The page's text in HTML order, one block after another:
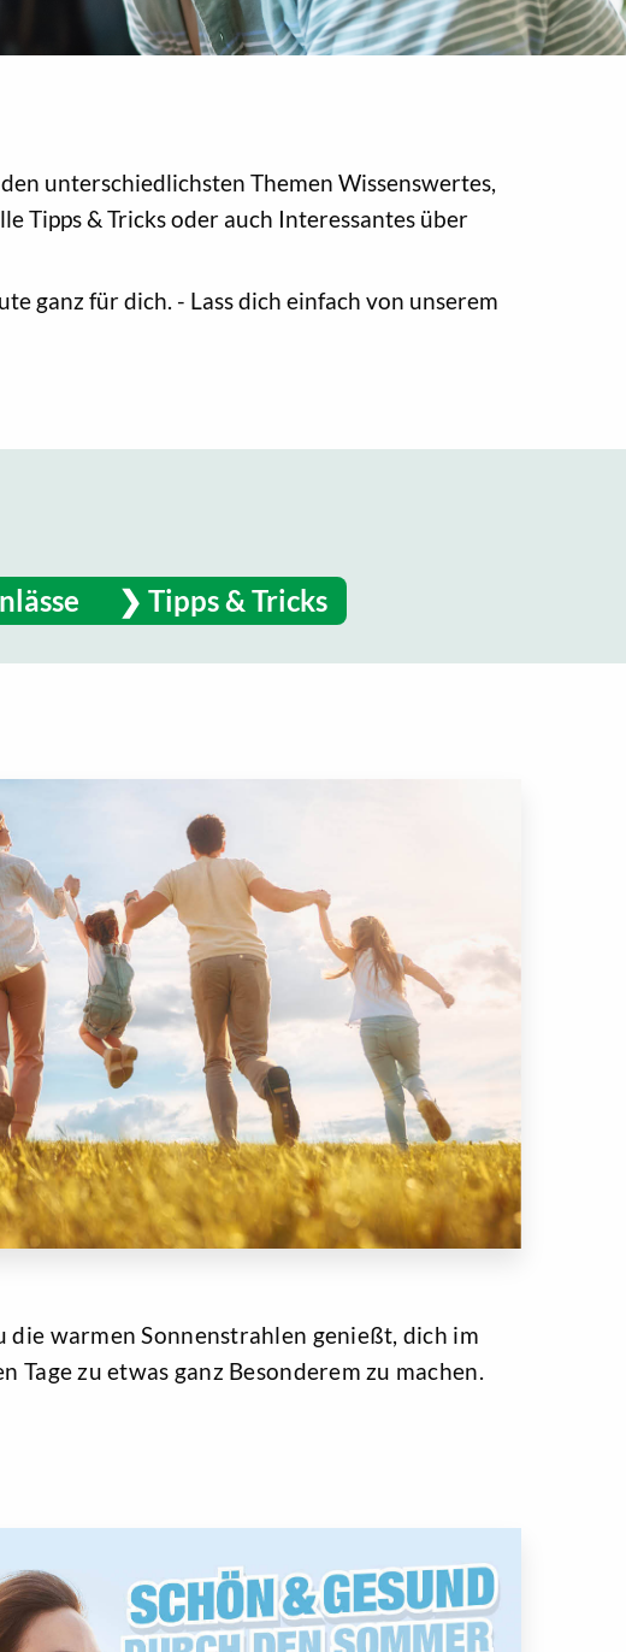
unterschiedlichsten Themen Wissenswertes,
Tipps & Tricks oder auch Interessantes über
ganz für dich. - Lass dich einfach von unserem
Tipps & Tricks
warmen Sonnenstrahlen genießt, dich im
zu etwas ganz Besonderem zu machen.